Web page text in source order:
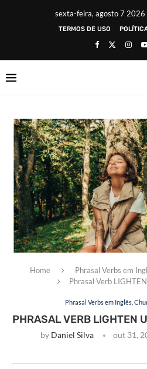
sexta-feira, agosto 7 2026
TERMOS DE USO
Home
Phrasal Verbs em
Phrasal Verb
Phrasal Verbs em Inglês,
PHRASAL VERB LIGHTEN
by Daniel Silva out 31,